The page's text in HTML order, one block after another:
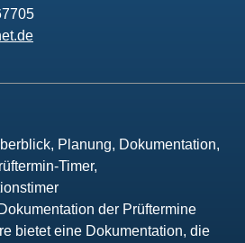
Planung, Dokumentation,
Timer,
der Prüftermine
bietet eine Dokumentation, die